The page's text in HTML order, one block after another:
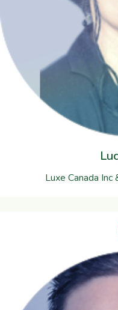
Luxe Canada Inc